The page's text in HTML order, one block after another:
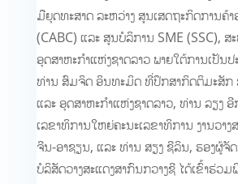
ມື​ຍຸດ​ທະ​ສາດ ລະຫວ່າງ ສູນ​ເສດຖະກິດ​ການ​ຄ້
(CABC) ​ແລະ ສູນບໍລິການ SME (SSC), ສ
ອຸດສາຫະກຳ​ແຫ່ງ​ຊາດ​ລາວ​ ພາຍໃຕ້ການເປັນ
ທ່ານ ສົມຈິດ ອິນທະມິດ ທີ່ປຶກສາກິດຕິມະສັກ
ແລະ ອຸດສາຫະກຳແຫ່ງຊາດລາວ, ທ່ານ ລຽງ ອີ
ເລຂາທິການໃຫຍ່ຄະນະເລຂາທິການ ງານວາງ
ຈີນ-ອາຊຽນ, ແລະ ທ່ານ ສຽງ ຊີລິນ, ຮອງຜູ້
ບໍລິສັດວາງສະແດງສາກົນກວາງຊີ ໄດ້ເຂົ້າຮ່ວ